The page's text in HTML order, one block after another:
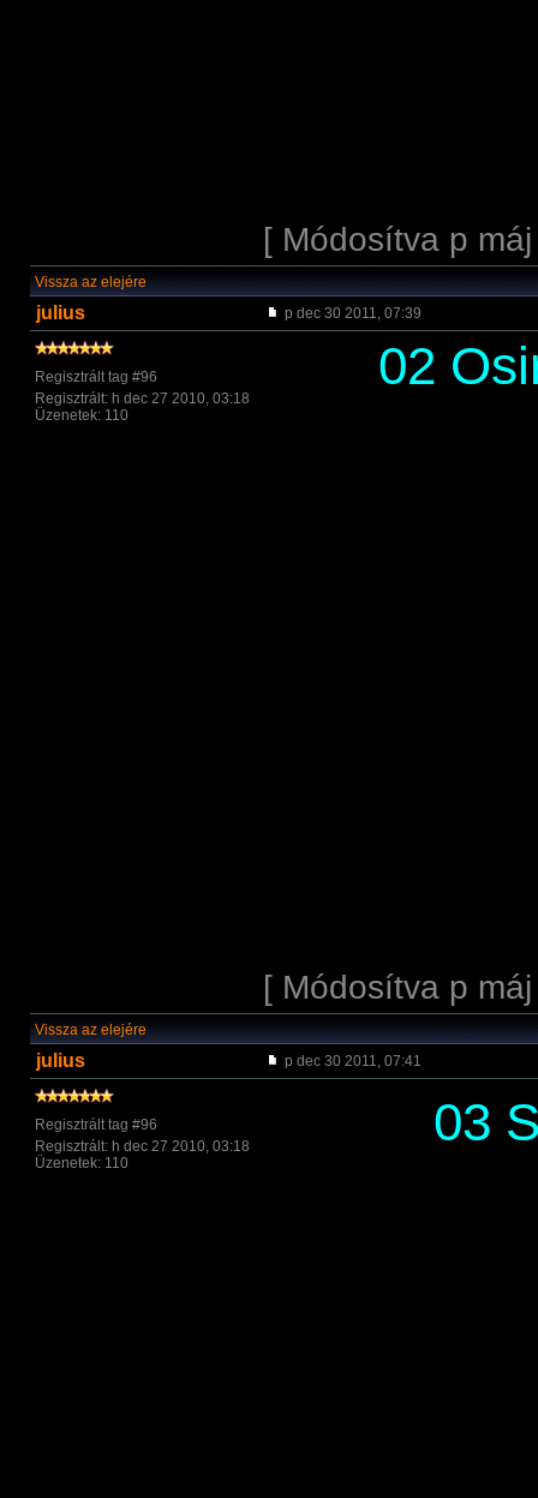
[ Módosítva p
Vissza az elejére
julius p dec 30 2011, 07:39
Regisztrált tag #96
Regisztrált: h dec 27 2010, 03:18
Üzenetek: 110
02
[ Módosítva p
Vissza az elejére
julius p dec 30 2011, 07:41
Regisztrált tag #96
Regisztrált: h dec 27 2010, 03:18
Üzenetek: 110
03